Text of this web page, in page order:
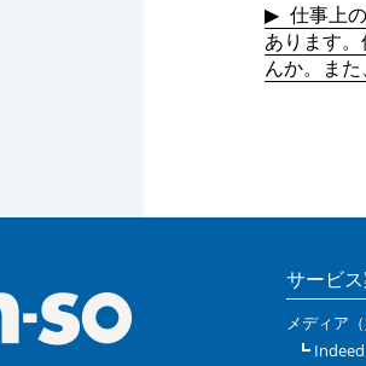
仕事上
あります
んか。また
サービ
メディア
Indeed